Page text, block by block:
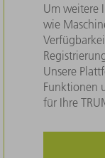
Um weitere
wie
Unsere
Funktionen
für Ihre